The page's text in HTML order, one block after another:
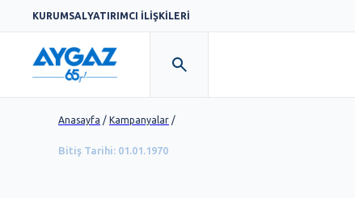
KURUMSAL YATIRIMCI İLİŞKİLERİ
Anasayfa / Kampanyalar /
Bitiş Tarihi: 01.01.1970